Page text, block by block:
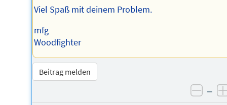
Viel Spaß mit deinem Problem.
mfg
Woodfighter
Beitrag melden
–